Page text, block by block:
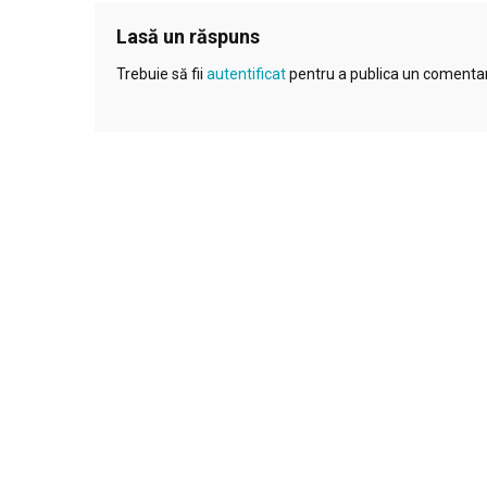
Lasă un răspuns
Trebuie să fii autentificatpentru a publica un